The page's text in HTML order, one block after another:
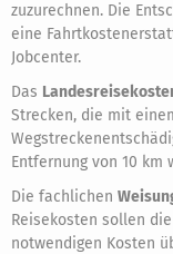
zuzurechnen. Die
eine
Jobcenter.
Das
Strecken, die mit
Entfernung von 10 km
Die fachlichen
Reisekosten sollen
notwendigen Kosten